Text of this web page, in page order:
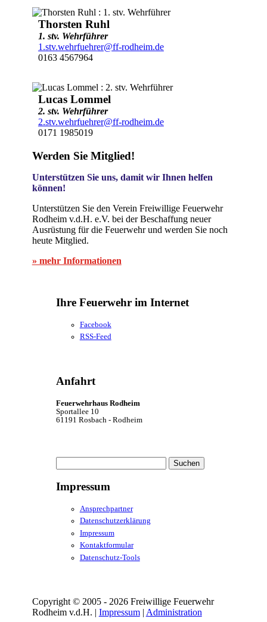
Thorsten Ruhl
1. stv. Wehrführer
1.stv.wehrfuehrer@ff-rodheim.de
0163 4567964
Lucas Lommel
2. stv. Wehrführer
2.stv.wehrfuehrer@ff-rodheim.de
0171 1985019
Werden Sie Mitglied!
Unterstützen Sie uns, damit wir Ihnen helfen
können!
Unterstützen Sie den Verein Freiwillige Feuerwehr
Rodheim v.d.H. e.V. bei der Beschaffung neuer
Ausrüstung für die Feuerwehr und werden Sie noch
heute Mitglied.
» mehr Informationen
Ihre Feuerwehr im Internet
Facebook
RSS-Feed
Anfahrt
Feuerwehrhaus Rodheim
Sportallee 10
61191 Rosbach - Rodheim
nach:
Impressum
Ansprechpartner
Datenschutzerklärung
Impressum
Kontaktformular
Datenschutz-Tools
Copyright © 2005 - 2026 Freiwillige Feuerwehr
Rodheim v.d.H. | Impressum| Administration